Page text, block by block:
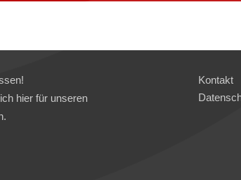
hier für unseren
Kontakt